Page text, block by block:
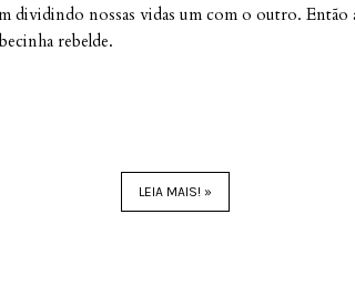
dividindo nossas vidas um com o outro. Então
rebelde.
LEIA MAIS! »